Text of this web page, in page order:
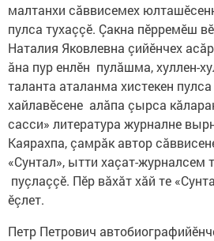
малтанхи сăввисемех
пулса тухаççӗ. Çакна пӗрремӗш
Наталия Яковлевна çийӗнчех
ăна пур енлӗн пулăшма, хуллен-
таланта аталанма хистекен
хайлавӗсене алăпа çырса
сасси» литература журналне
Каярахпа, çамрăк автор
«Сунтал», ытти хаçат-журналсем
пуçлаççӗ. Пӗр вăхăт хăй те
ӗçлет.
Петр Петрович